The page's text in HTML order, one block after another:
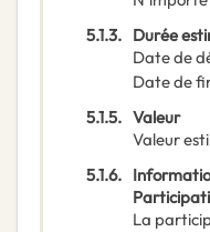
5.1.3. Durée
Date de
Date de
5.1.5. Valeur
Valeur
5.1.6.
La